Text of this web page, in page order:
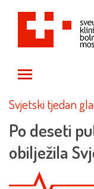
Svjetski tjedan
Po deseti
obilježila